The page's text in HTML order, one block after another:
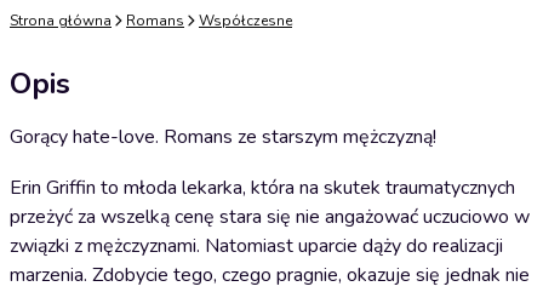
Strona główna Romans Współczesne
Opis
Gorący hate-love. Romans ze starszym mężczyzną!
Erin Griffin to młoda lekarka, która na skutek traumatycznych
przeżyć za wszelką cenę stara się nie angażować uczuciowo w
związki z mężczyznami. Natomiast uparcie dąży do realizacji
marzenia. Zdobycie tego, czego pragnie, okazuje się jednak nie